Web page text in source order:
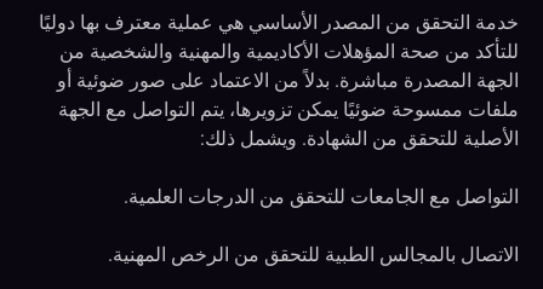
خدمة التحقق من المصدر الأساسي هي عملية معترف بها دوليًا
للتأكد من صحة المؤهلات الأكاديمية والمهنية والشخصية من
الجهة المصدرة مباشرة. بدلاً من الاعتماد على صور ضوئية أو
ملفات ممسوحة ضوئيًا يمكن تزويرها، يتم التواصل مع الجهة
الأصلية للتحقق من الشهادة. ويشمل ذلك:
التواصل مع الجامعات للتحقق من الدرجات العلمية.
الاتصال بالمجالس الطبية للتحقق من الرخص المهنية.